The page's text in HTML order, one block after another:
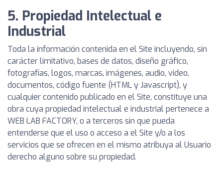
5. Propiedad Intelectual e
Industrial
Toda la información contenida en el Site incluyendo, sin
carácter limitativo, bases de datos, diseño gráfico,
fotografías, logos, marcas, imágenes, audio, video,
documentos, código fuente (HTML y Javascript), y
cualquier contenido publicado en el Site, constituye una
obra cuya propiedad intelectual e industrial pertenece a
WEB LAB FACTORY, o a terceros sin que pueda
entenderse que el uso o acceso a el Site y/o a los
servicios que se ofrecen en el mismo atribuya al Usuario
derecho alguno sobre su propiedad.